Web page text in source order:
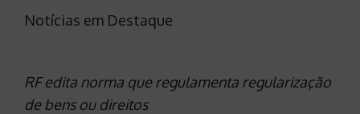
Notícias em Destaque
RF edita norma que regulamenta regularização
de bens ou direitos